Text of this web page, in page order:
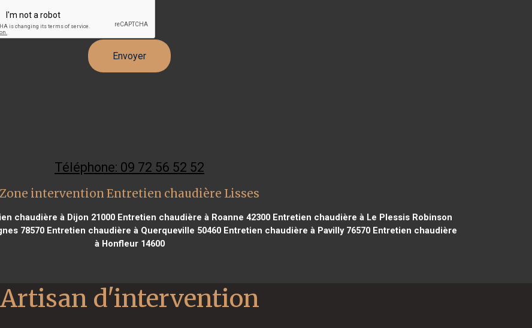
Téléphone: 09 72 56 52 52
Zone intervention Entretien chaudière Lisses
chaudière à Dijon 21000 Entretien chaudière à Roanne 42300 Entretien chaudière à Le Plessis Robinson
78570Entretien chaudière à Querqueville 50460Entretien chaudière à Pavilly 76570Entretien chaudière
à Honfleur 14600
Artisan d'intervention